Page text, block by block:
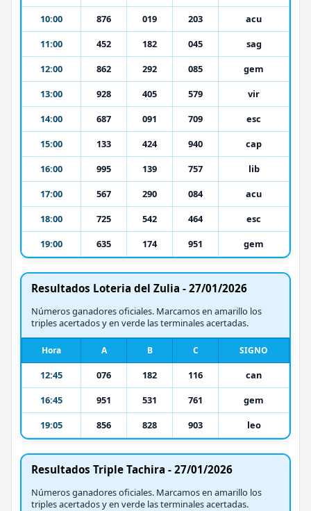
10:00 876 019 203
acu
11:00
452 182 045
sag
12:00
862 292 085
gem
13:00
928 405 579
vir
14:00
687 091 709
esc
15:00
133 424 940
cap
16:00
995 139 757
lib
17:00
567 290 084
acu
18:00
725 542 464
esc
19:00
635 174 951 gem
Resultados Loteria del Zulia - 27/01/2026
Números ganadores oficiales. Marcamos en amarillo los
triples acertados y en verde las terminales acertadas.
Hora A B C SIGNO
12:45 076 182 116
can
16:45
951 531 761
gem
19:05
856 828 903 leo
Resultados Triple Tachira - 27/01/2026
Números ganadores oficiales. Marcamos en amarillo los
triples acertados y en verde las terminales acertadas.